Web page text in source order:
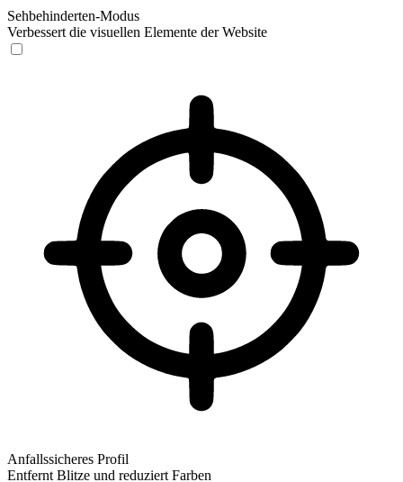
Sehbehinderten-Modus
Verbessert die visuellen Elemente der Website
Anfallssicheres Profil
Entfernt Blitze und reduziert Farben